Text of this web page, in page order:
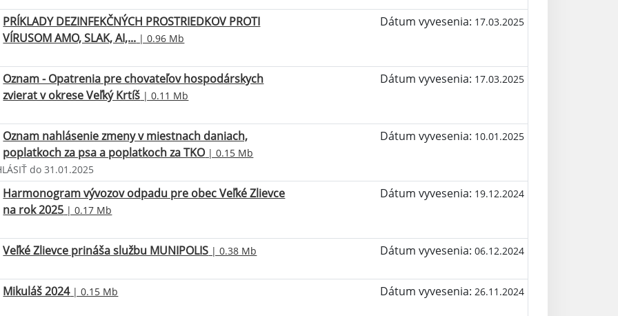
PRÍKLADY DEZINFEKČNÝCH PROSTRIEDKOV PROTI
VÍRUSOM AMO, SLAK, AI,... | 0.96 Mb
Dátum vyvesenia: 17.03.2025
Oznam - Opatrenia pre chovateľov hospodárskych
zvierat v okrese Veľký Krtíš | 0.11 Mb
Dátum vyvesenia: 17.03.2025
Oznam nahlásenie zmeny v miestnach daniach,
poplatkoch za psa a poplatkoch za TKO| 0.15 Mb
Dátum vyvesenia: 10.01.2025
do 31.01.2025
Harmonogram vývozov odpadu pre obec Veľké Zlievce
na rok 2025 | 0.17 Mb
Dátum vyvesenia: 19.12.2024
Veľké Zlievce prináša službu MUNIPOLIS | 0.38 Mb Dátum vyvesenia: 06.12.2024
Mikuláš 2024| 0.15 Mb Dátum vyvesenia: 26.11.2024